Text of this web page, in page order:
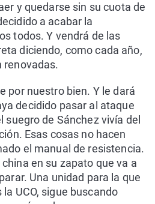
y quedarse sin su cuota de
a acabar la
todos. Y vendrá de las
diciendo, como cada año,
renovadas.
por nuestro bien. Y le dará
decidido pasar al ataque
de Sánchez vivía del
Esas cosas no hacen
el manual de resistencia.
en su zapato que va a
Una unidad para la que
UCO, sigue buscando